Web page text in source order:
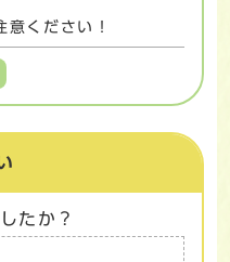
ください！
たか？